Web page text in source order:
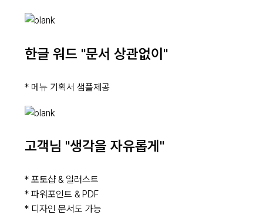
한글 워드 "문서 상관없이"
* 메뉴 기획서 샘플제공
고객님 "생각을 자유롭게"
* 포토샵 & 일러스트
* 파워포인트 & PDF
* 디자인 문서도 가능